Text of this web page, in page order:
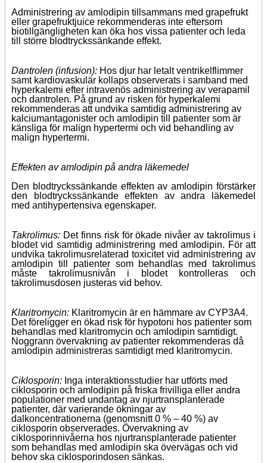
Administrering av amlodipin tillsammans med grapefrukt
eller grapefruktjuice rekommenderas inte eftersom
biotillgängligheten kan öka hos vissa patienter och leda
till större blodtryckssänkande effekt.
Dantrolen (infusion): Hos djur har letalt ventrikelflimmer
samt kardiovaskulär kollaps observerats i samband med
hyperkalemi efter intravenös administrering av verapamil
och dantrolen. På grund av risken för hyperkalemi
rekommenderas att undvika samtidig administrering av
kalciumantagonister och amlodipin till patienter som är
känsliga för malign hypertermi och vid behandling av
malign hypertermi.
Effekten av amlodipin på andra läkemedel
Den blodtryckssänkande effekten av amlodipin förstärker
den blodtryckssänkande effekten av andra läkemedel
med antihypertensiva egenskaper.
Takrolimus: Det finns risk för ökade nivåer av takrolimus i
blodet vid samtidig administrering med amlodipin. För att
undvika takrolimusrelaterad toxicitet vid administrering av
amlodipin till patienter som behandlas med takrolimus
måste takrolimusnivån i blodet kontrolleras och
takrolimusdosen justeras vid behov.
Klaritromycin: Klaritromycin är en hämmare av CYP3A4.
Det föreligger en ökad risk för hypotoni hos patienter som
behandlas med klaritromycin och amlodipin samtidigt.
Noggrann övervakning av patienter rekommenderas då
amlodipin administreras samtidigt med klaritromycin.
Ciklosporin: Inga interaktionsstudier har utförts med
ciklosporin och amlodipin på friska frivilliga eller andra
populationer med undantag av njurtransplanterade
patienter, där varierande ökningar av
dalkoncentrationerna (genomsnitt 0 % – 40 %) av
ciklosporin observerades. Övervakning av
ciklosporinnivåerna hos njurtransplanterade patienter
som behandlas med amlodipin ska övervägas och vid
behov ska ciklosporindosen sänkas.